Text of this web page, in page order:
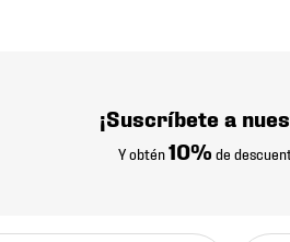
¡Suscríbete a
Y obtén10% de